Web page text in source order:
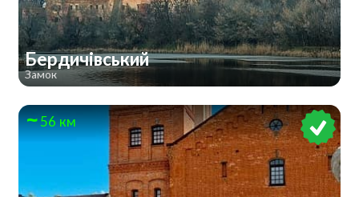
Бердичівський
Замок
56 км